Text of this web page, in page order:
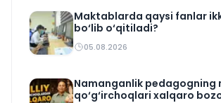
Maktablarda qaysi fanlar
bo‘lib o‘qitiladi?
05.08.2026
Namanganlik pedagogning
qo‘g‘irchoqlari xalqaro